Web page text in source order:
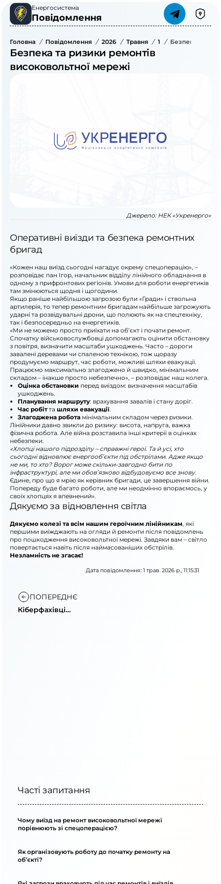
Енергосистема
Повідомлення
Головна / Повідомлення / 2026 / Травня / 1 / Безпека Та
Безпека та ризики ремонтів
високовольтної мережі
Джерело: НЕК «Укренерго»
Оперативні виїзди та безпека ремонтних
бригад
«Кожен наш виїзд сьогодні нагадує окрему спецоперацію», –
розповідає пан Ігор, начальник відділу лінійного обладнання в
одному з прифронтових регіонів. Умови для роботи енергетиків
там змінюються щодня і щогодини.
Якщо раніше найбільшою загрозою були «Гради» і ствольна
артилерія, то тепер ремонтним бригадам найбільше загрожують
ударні та розвідувальні дрони, що полюють як на спецтехніку,
так і безпосередньо на енергетиків.
«Ми не можемо просто приїхати на об’єкт і почати ремонт.
Спочатку військовослужбовці допомагають оцінити обстановку
з повітря, визначити масштаби ушкоджень. Часто – дороги
завалені деревами чи спаленою технікою, тож щоразу
продумуємо маршрут, час роботи, можливі шляхи евакуації.
Працюємо максимально злагоджено й швидко, мінімальним
складом – інакше просто небезпечно», – розповідає наш колега.
Оцінка обстановки перед виїздом: визначення масштабів
ушкоджень.
Планування маршруту: врахування завалів і стану доріг.
Час робітта шляхи евакуації.
Злагоджена робота мінімальним складом через ризики.
Лінійники давно звикли до ризику: висота, напруга, важка
фізична робота. Але війна розставила інші критерії в оцінках
небезпеки.
«Хлопці нашого підрозділу – справжні герої. Та й усі, хто
сьогодні відновлює енергооб’єкти під обстрілами. Адже якщо
не ми, то хто? Ворог може скільки-завгодно бити по
інфраструктурі, але ми обов’язково відбудовуємо все знову.
Єдине, про що я мрію як керівник бригади, це завершення війни.
Попереду буде багато роботи, але ми неодмінно впораємось, у
своїх хлопцях я впевнений».
Дякуємо за відновлення світла
Дякуємо колезі та всім нашим героїчним лінійникам, які
першими виїжджають на огляди й ремонти після повідомлень
про пошкодження високовольтної мережі. Завдяки вам – світло
повертається навіть після наймасованіших обстрілів.
Незламність не згасає!
Дата повідомлення: 1 трав. 2026 р., 11:15:31
ПОПЕРЕДНЄ
Кіберфахівці
Часті запитання
Чому виїзд на ремонт високовольтної мережі
порівнюють зі спецоперацією?
Як організовують роботу до початку ремонту на
об’єкті?